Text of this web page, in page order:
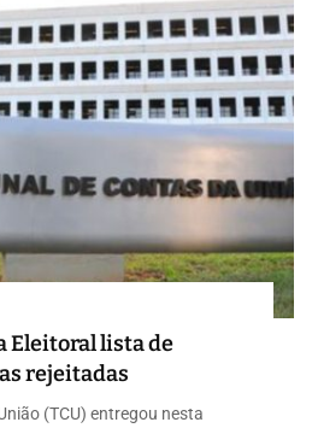
Eleitoral lista de
rejeitadas
(TCU) entregou nesta